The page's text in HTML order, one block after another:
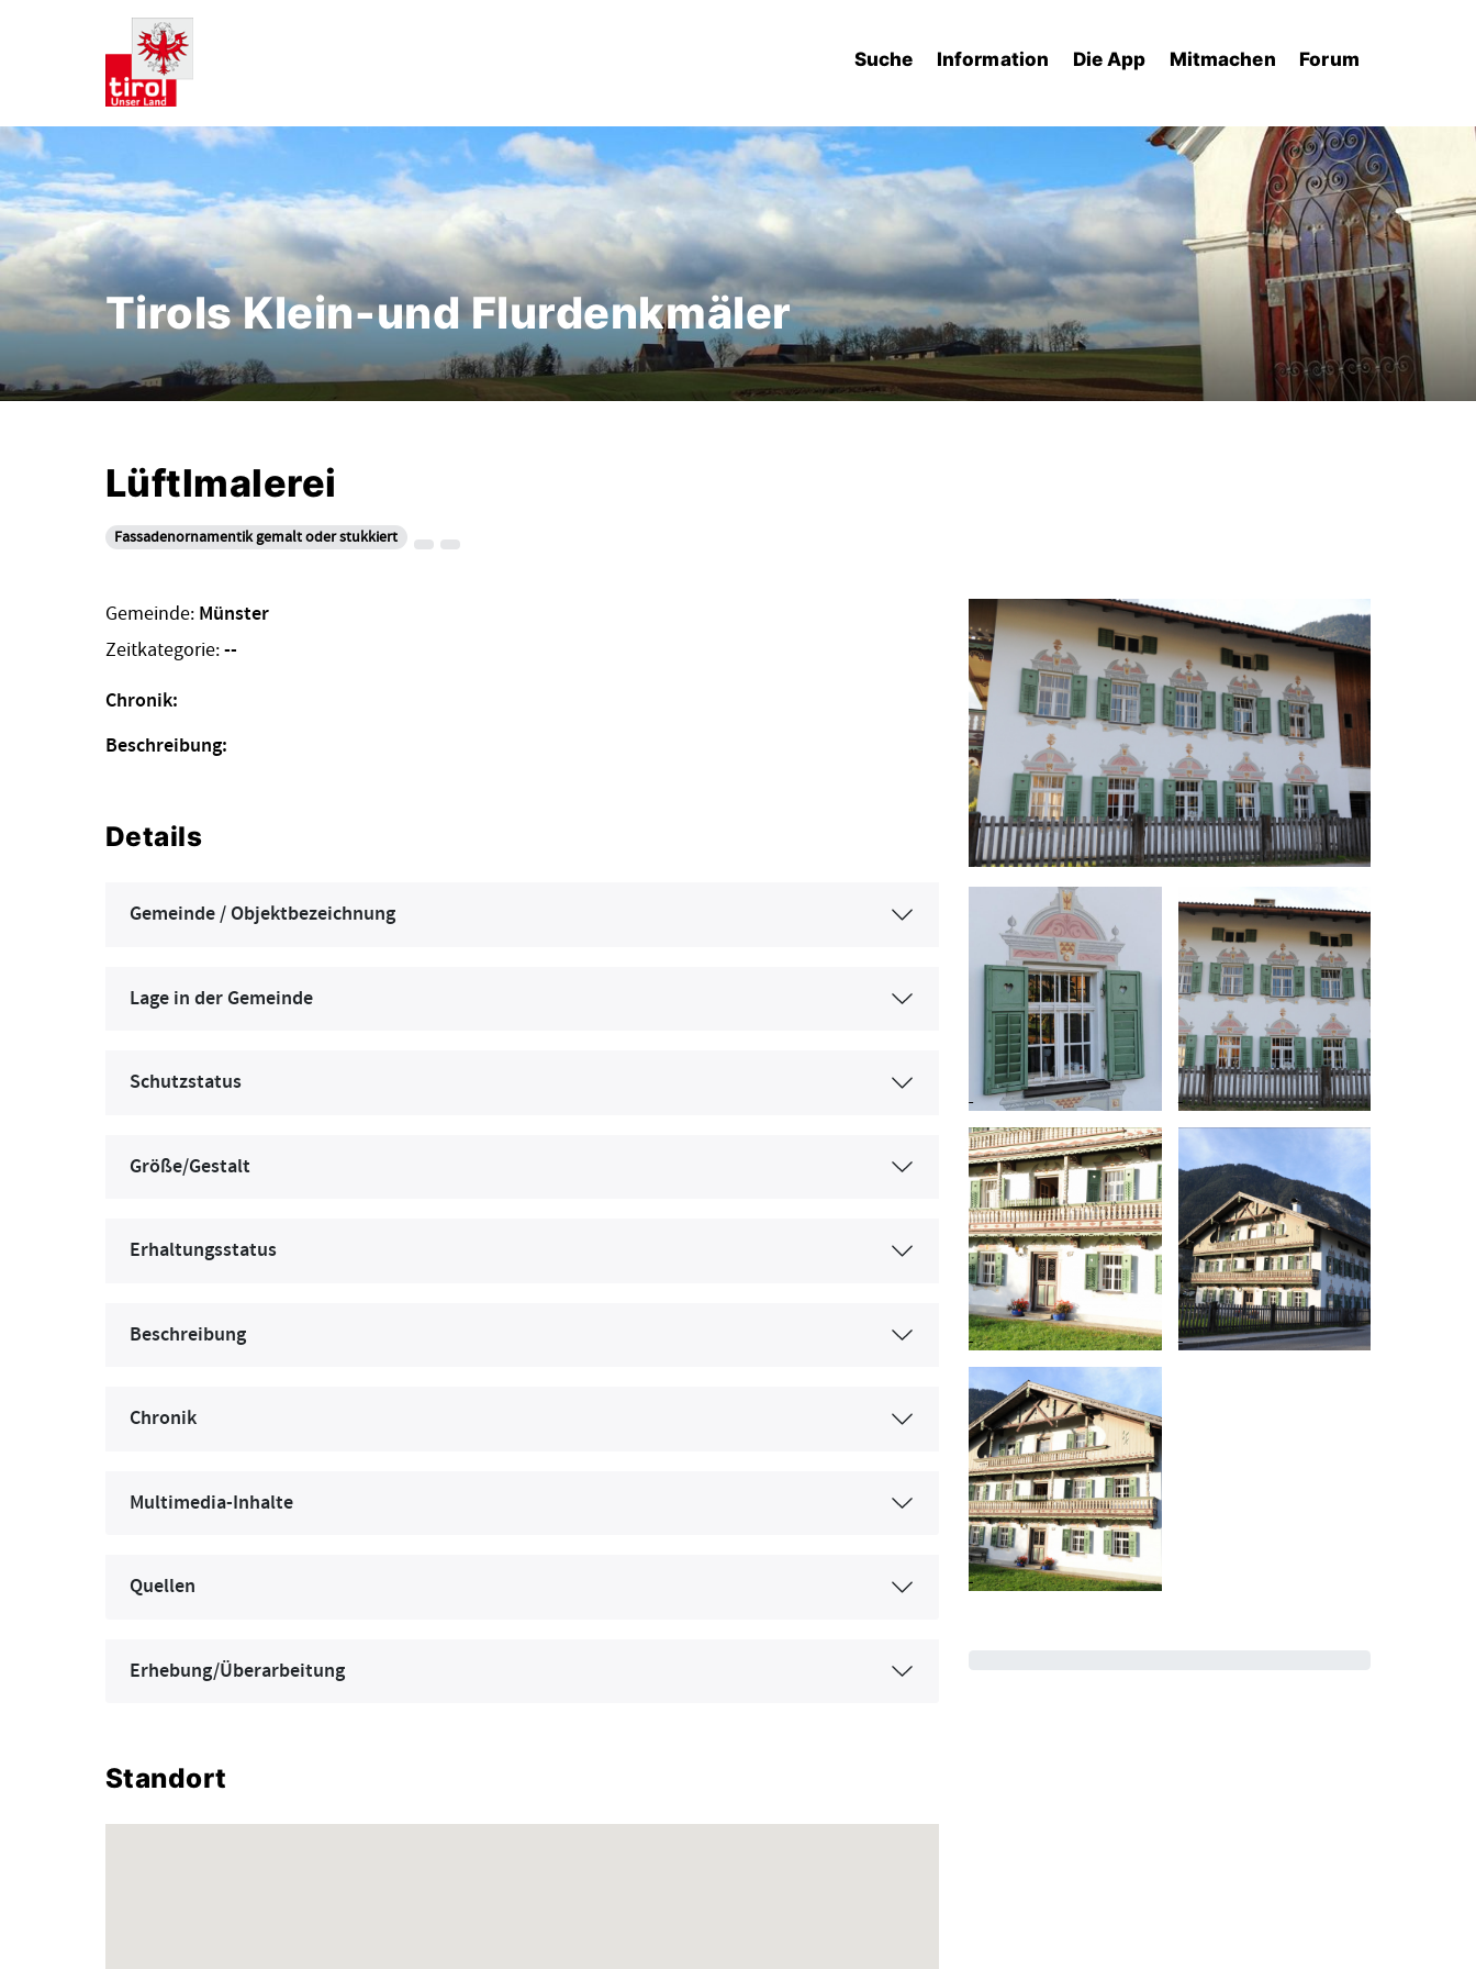
Suche Information Die App Mitmachen Forum
Tirols Klein-und Flurdenkmäler
Lüftlmalerei
Fassadenornamentik gemalt oder stukkiert
Gemeinde: Münster
Zeitkategorie:--
Chronik:
Beschreibung:
Details
Gemeinde / Objektbezeichnung
Lage in der Gemeinde
Schutzstatus
Größe/Gestalt
Erhaltungsstatus
Beschreibung
Chronik
Multimedia-Inhalte
Quellen
Erhebung/Überarbeitung
Standort